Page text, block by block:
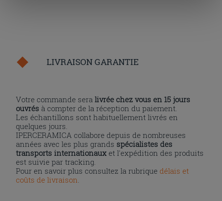
LIVRAISON GARANTIE
Votre commande seralivrée chez vous en 15 jours
ouvrés à compter de la réception du paiement.
Les échantillons sont habituellement livrés en
quelques jours.
IPERCERAMICA collabore depuis de nombreuses
années avec les plus grands spécialistes des
transports internationaux et l'expédition des produits
est suivie par tracking.
Pour en savoir plus consultez la rubriquedélais et
coûts de livraison